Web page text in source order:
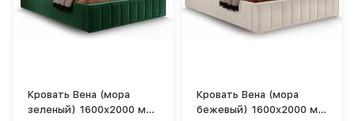
Кровать Вена (мора
зеленый) 1600x2000 мм
Кровать Вена (мора
бежевый) 1600x2000 мм